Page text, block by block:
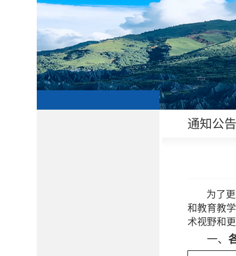
通知公告
为了
和教育教
术视野和
一、